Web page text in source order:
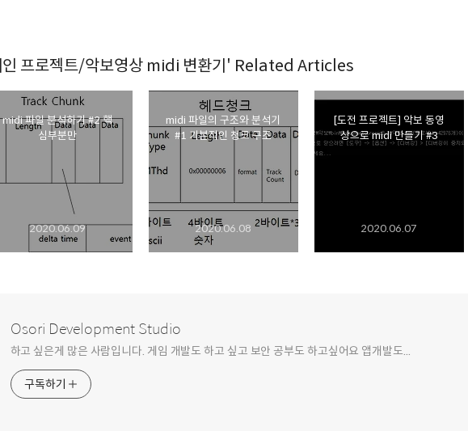
프로젝트/악보영상 midi 변환기' Related Articles
midi 파일 분석하기 #2 핵
심부분만
2020.06.09
midi 파일의 구조와 분석기
#1 기본적인 청크 구조
2020.06.08
[도전 프로젝트] 악보 동영
상으로 midi 만들기 #3
2020.06.07
Osori Development Studio
하고 싶은게 많은 사람입니다. 게임 개발도 하고 싶고 보안 공부도 하고싶어요 앱개발도...
구독하기